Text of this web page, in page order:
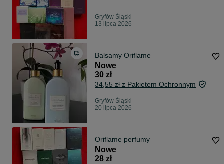
Gryfów Śląski
13 lipca 2026
Balsamy Oriflame
Nowe
30 zł
34,55 zł z Pakietem Ochronnym
Gryfów Śląski
20 lipca 2026
Oriflame perfumy
Nowe
28 zł